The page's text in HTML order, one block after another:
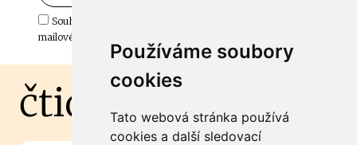
Používáme soubory
cookies
Tato webová stránka používá
cookies a další sledovací
Souhlasím s odběrem důležitých zpráv ze ČtiDoma.cz do mé e-
mailové schránky.
čtidoma.cz